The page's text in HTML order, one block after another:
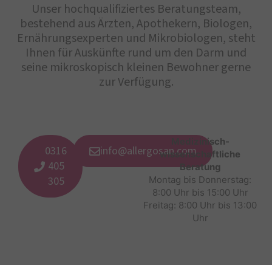
Unser hochqualifiziertes Beratungsteam,
bestehend aus Ärzten, Apothekern, Biologen,
Ernährungsexperten und Mikrobiologen, steht
Ihnen für Auskünfte rund um den Darm und
seine mikroskopisch kleinen Bewohner gerne
zur Verfügung.
0316
405
305
info@allergosan.com
Medizinisch-
wissenschaftliche
Beratung
Montag bis Donnerstag:
8:00 Uhr bis 15:00 Uhr
Freitag: 8:00 Uhr bis 13:00
Uhr